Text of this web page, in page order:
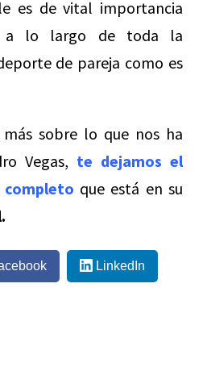
es de vital importancia
a lo largo de toda la
de pareja como es
más sobre lo que nos ha
Vegas, te dejamos el
que está en su
LinkedIn